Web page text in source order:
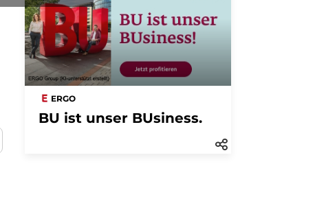
ERGO
BU ist unser BUsiness.